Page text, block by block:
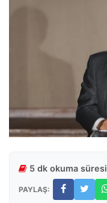
5 dk okuma süresi
PAYLAŞ: